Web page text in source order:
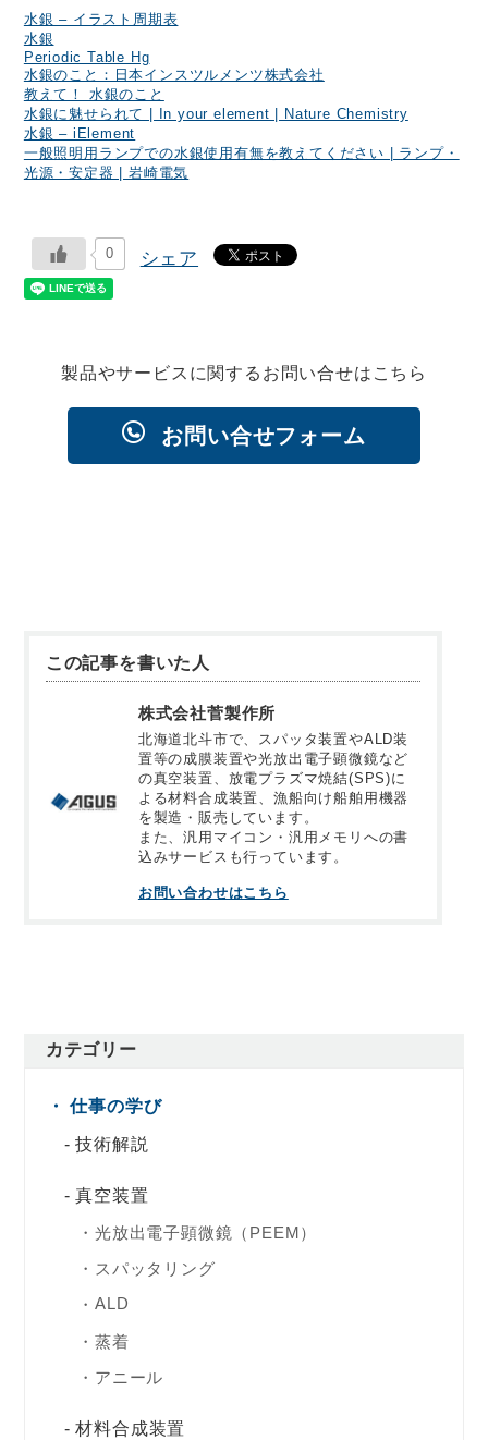
水銀 – イラスト周期表
水銀
Periodic Table Hg
水銀のこと：日本インスツルメンツ株式会社
教えて！ 水銀のこと
水銀に魅せられて | In your element | Nature Chemistry
水銀 – iElement
一般照明用ランプでの水銀使用有無を教えてください | ランプ・
光源・安定器 | 岩崎電気
0 シェア
製品やサービスに関するお問い合せはこちら
お問い合せフォーム
この記事を書いた人
株式会社菅製作所
北海道北斗市で、スパッタ装置やALD装
置等の成膜装置や光放出電子顕微鏡など
の真空装置、放電プラズマ焼結(SPS)に
よる材料合成装置、漁船向け船舶用機器
を製造・販売しています。
また、汎用マイコン・汎用メモリへの書
込みサービスも行っています。
お問い合わせはこちら
カテゴリー
仕事の学び
技術解説
真空装置
光放出電子顕微鏡（PEEM）
スパッタリング
ALD
蒸着
アニール
材料合成装置